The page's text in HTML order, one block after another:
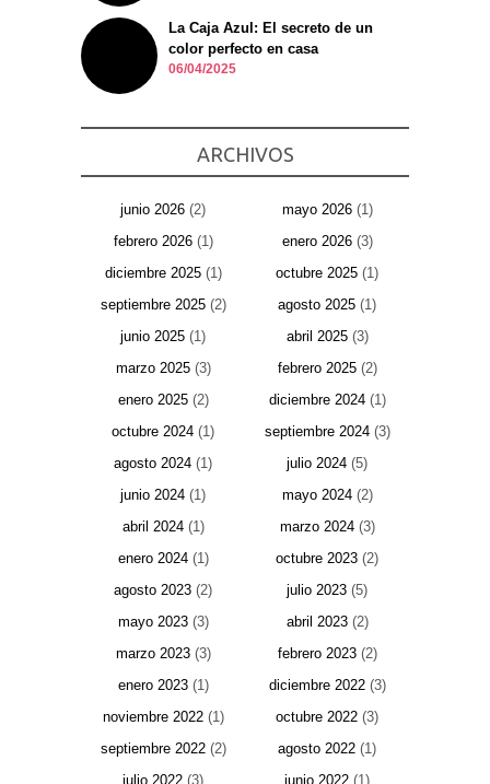
La Caja Azul: El secreto de un
color perfecto en casa
06/04/2025
ARCHIVOS
junio 2026 (2) mayo 2026(1)
febrero 2026(1) enero 2026(3)
diciembre 2025(1) octubre 2025 (1)
septiembre 2025(2) agosto 2025 (1)
junio 2025 (1) abril 2025(3)
marzo 2025(3) febrero 2025(2)
enero 2025(2) diciembre 2024(1)
octubre 2024 (1) septiembre 2024(3)
agosto 2024 (1) julio 2024 (5)
junio 2024 (1) mayo 2024(2)
abril 2024(1) marzo 2024(3)
enero 2024(1) octubre 2023 (2)
agosto 2023 (2) julio 2023 (5)
mayo 2023(3) abril 2023(2)
marzo 2023(3) febrero 2023(2)
enero 2023(1) diciembre 2022(3)
noviembre 2022(1) octubre 2022 (3)
septiembre 2022(2) agosto 2022 (1)
julio 2022 (3) junio 2022 (1)